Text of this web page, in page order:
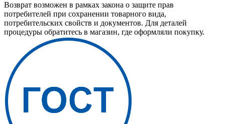
Возврат возможен в рамках закона о защите прав
потребителей при сохранении товарного вида,
потребительских свойств и документов. Для деталей
процедуры обратитесь в магазин, где оформляли покупку.